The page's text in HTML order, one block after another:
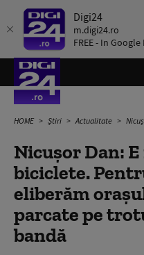
Digi24
m.digi24.ro
FREE - In Google
HOME Știri Actualitate Nicușor Dan:
Nicușor Dan:
biciclete.
eliberăm
parcate pe
bandă